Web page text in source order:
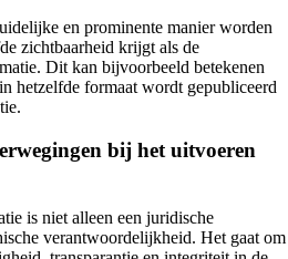
en prominente manier worden
zichtbaarheid krijgt als de
Dit kan bijvoorbeeld betekenen
hetzelfde formaat wordt gepubliceerd
bij het uitvoeren
is niet alleen een juridische
verantwoordelijkheid. Het gaat om